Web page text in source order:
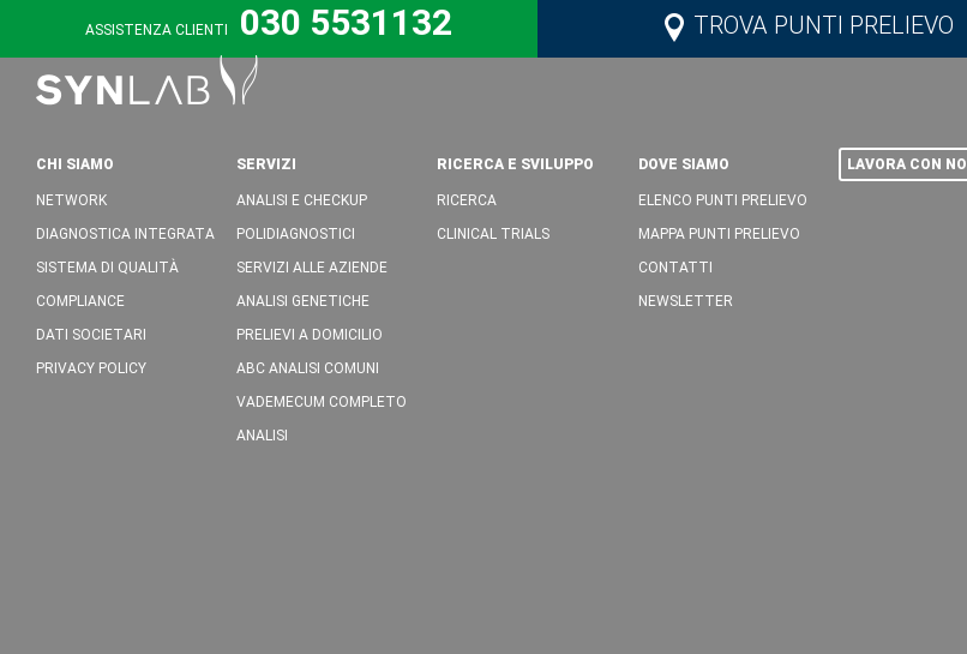
ASSISTENZA CLIENTI 030 5531132 TROVA PUNTI PRELIEVO
CHI SIAMO
NETWORK
DIAGNOSTICA INTEGRATA
SISTEMA DI QUALITÀ
COMPLIANCE
DATI SOCIETARI
PRIVACY POLICY
SERVIZI
ANALISI E CHECKUP
POLIDIAGNOSTICI
SERVIZI ALLE AZIENDE
ANALISI GENETICHE
PRELIEVI A DOMICILIO
ABC ANALISI COMUNI
VADEMECUM COMPLETO
ANALISI
RICERCA E SVILUPPO
RICERCA
CLINICAL TRIALS
DOVE SIAMO
ELENCO PUNTI PRELIEVO
MAPPA PUNTI PRELIEVO
CONTATTI
NEWSLETTER
LAVORA CON NOI